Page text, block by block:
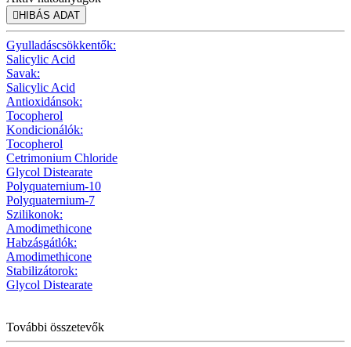
HIBÁS ADAT
Gyulladáscsökkentők:
Salicylic Acid
Savak:
Salicylic Acid
Antioxidánsok:
Tocopherol
Kondicionálók:
Tocopherol
Cetrimonium Chloride
Glycol Distearate
Polyquaternium-10
Polyquaternium-7
Szilikonok:
Amodimethicone
Habzásgátlók:
Amodimethicone
Stabilizátorok:
Glycol Distearate
További összetevők